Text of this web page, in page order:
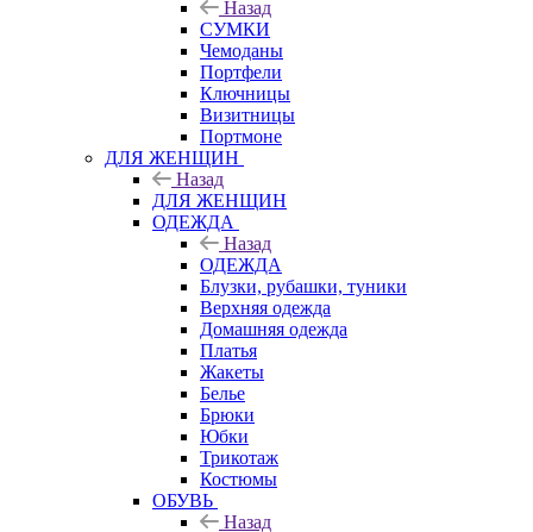
Назад
СУМКИ
Чемоданы
Портфели
Ключницы
Визитницы
Портмоне
ДЛЯ ЖЕНЩИН
Назад
ДЛЯ ЖЕНЩИН
ОДЕЖДА
Назад
ОДЕЖДА
Блузки, рубашки, туники
Верхняя одежда
Домашняя одежда
Платья
Жакеты
Белье
Брюки
Юбки
Трикотаж
Костюмы
ОБУВЬ
Назад